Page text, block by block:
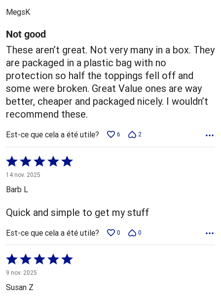
5MegsK
Not good
These aren’t great. Not very many in a box. They
are packaged in a plastic bag with no
protection so half the toppings fell off and
some were broken. Great Value ones are way
better, cheaper and packaged nicely. I wouldn’t
recommend these.
Est-ce que cela a été utile? 6 2
Coté
5 sur
5
14 nov. 2025
Barb L
Quick and simple to get my stuff
Est-ce que cela a été utile? 0 0
Coté
5 sur
5
9 nov. 2025
Susan Z